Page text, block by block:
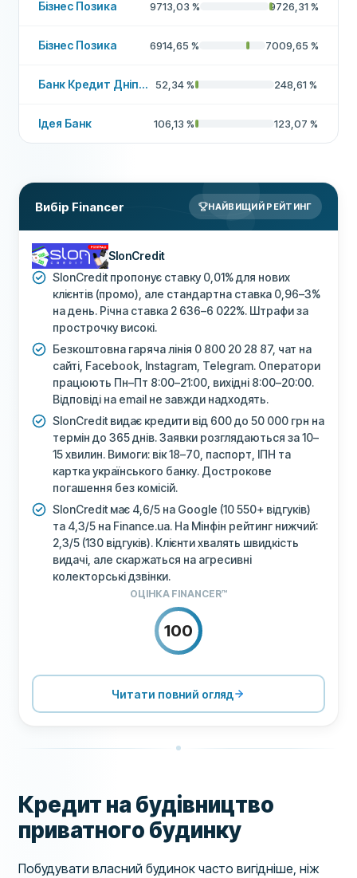
Бізнес Позика 9713,03 % 9726,31 %
Бізнес Позика 6914,65 % 7009,65 %
Банк Кредит Дніпро 52,34% 248,61 %
Ідея Банк 106,13 % 123,07 %
Вибір Financer НАЙВИЩИЙ РЕЙТИНГ
SlonCredit
SlonCredit пропонує ставку 0,01% для нових
клієнтів (промо), але стандартна ставка 0,96–3%
на день. Річна ставка 2 636–6 022%. Штрафи за
прострочку високі.
Безкоштовна гаряча лінія 0 800 20 28 87, чат на
сайті, Facebook, Instagram, Telegram. Оператори
працюють Пн–Пт 8:00–21:00, вихідні 8:00–20:00.
Відповіді на email не завжди надходять.
SlonCredit видає кредити від 600 до 50 000 грн на
термін до 365 днів. Заявки розглядаються за 10–
15 хвилин. Вимоги: вік 18–70, паспорт, ІПН та
картка українського банку. Дострокове
погашення без комісій.
SlonCredit має 4,6/5 на Google (10 550+ відгуків)
та 4,3/5 на Finance.ua. На Мінфін рейтинг нижчий:
2,3/5 (130 відгуків). Клієнти хвалять швидкість
видачі, але скаржаться на агресивні
колекторські дзвінки.
ОЦІНКА FINANCER™
100
УМОВИ 100
Читати повний огляд
Кредит на будівництво
приватного будинку
Побудувати власний будинок часто вигідніше, ніж